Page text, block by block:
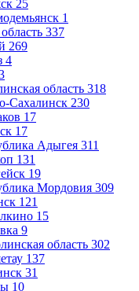
25
1
337
269
4
область 318
Сахалинск 230
17
17
Адыгея 311
131
19
Мордовия 309
121
15
9
область 302
137
31
10